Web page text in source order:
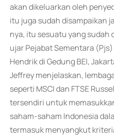
akan dikeluarkan oleh
itu juga sudah disampaikan
nya, itu sesuatu yang sudah
ujar Pejabat Sementara
Hendrik di Gedung BEI,
Jeffrey menjelaskan,
seperti MSCI dan FTSE
tersendiri untuk
saham-saham Indonesia
termasuk menyangkut